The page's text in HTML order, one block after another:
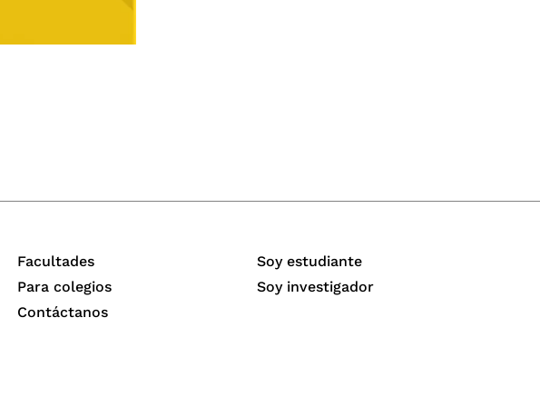
Facultades
Para colegios
Contáctanos
Soy estudiante
Soy investigador